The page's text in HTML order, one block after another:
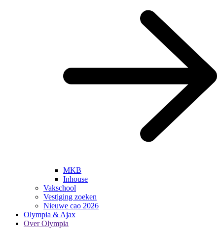
MKB
Inhouse
Vakschool
Vestiging zoeken
Nieuwe cao 2026
Olympia & Ajax
Over Olympia